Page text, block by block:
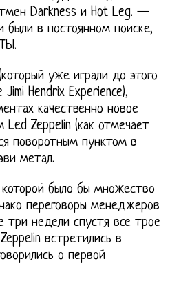
Darkness и Hot Leg. —
в постоянном поиске,
уже играли до этого
Jimi Hendrix Experience),
качественно новое
Led Zeppelin (как отмечает
поворотным пунктом в
метал.
было бы множество
переговоры менеджеров
три недели спустя все трое
встретились в
о первой